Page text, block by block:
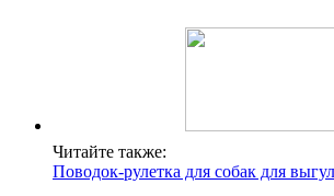
Читайте также:
Поводок-рулетка для собак для